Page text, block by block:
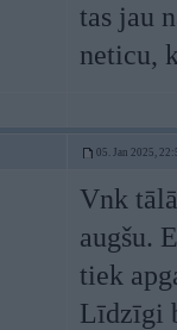
tas jau
neticu,
05. Jan 2025,
Vnk
augšu.
tiek
Līdzīgi